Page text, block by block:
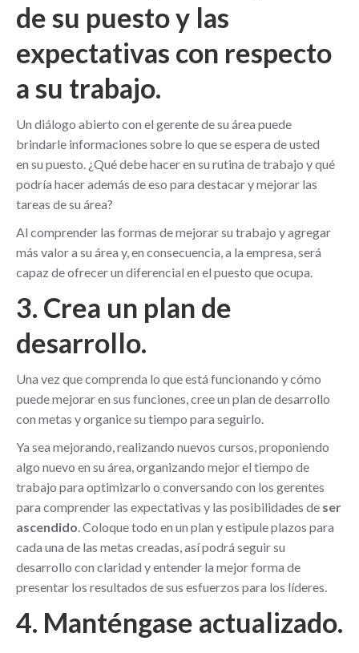
de su puesto y las
expectativas con respecto
a su trabajo.
Un diálogo abierto con el gerente de su área puede
brindarle informaciones sobre lo que se espera de usted
en su puesto. ¿Qué debe hacer en su rutina de trabajo y qué
podría hacer además de eso para destacar y mejorar las
tareas de su área?
Al comprender las formas de mejorar su trabajo y agregar
más valor a su área y, en consecuencia, a la empresa, será
capaz de ofrecer un diferencial en el puesto que ocupa.
3. Crea un plan de
desarrollo.
Una vez que comprenda lo que está funcionando y cómo
puede mejorar en sus funciones, cree un plan de desarrollo
con metas y organice su tiempo para seguirlo.
Ya sea mejorando, realizando nuevos cursos, proponiendo
algo nuevo en su área, organizando mejor el tiempo de
trabajo para optimizarlo o conversando con los gerentes
para comprender las expectativas y las posibilidades de ser
ascendido. Coloque todo en un plan y estipule plazos para
cada una de las metas creadas, así podrá seguir su
desarrollo con claridad y entender la mejor forma de
presentar los resultados de sus esfuerzos para los líderes.
4. Manténgase actualizado.